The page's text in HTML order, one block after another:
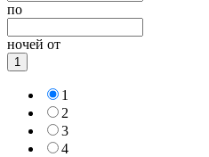
по
ночей от
1
1
2
3
4